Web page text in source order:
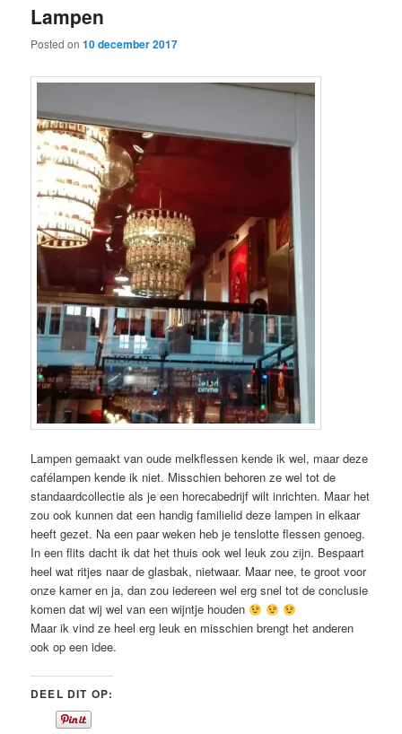
Lampen
Posted on10 december 2017
Lampen gemaakt van oude melkflessen kende ik wel, maar deze
cafélampen kende ik niet. Misschien behoren ze wel tot de
standaardcollectie als je een horecabedrijf wilt inrichten. Maar het
zou ook kunnen dat een handig familielid deze lampen in elkaar
heeft gezet. Na een paar weken heb je tenslotte flessen genoeg.
In een flits dacht ik dat het thuis ook wel leuk zou zijn. Bespaart
heel wat ritjes naar de glasbak, nietwaar. Maar nee, te groot voor
onze kamer en ja, dan zou iedereen wel erg snel tot de conclusie
komen dat wij wel van een wijntje houden
Maar ik vind ze heel erg leuk en misschien brengt het anderen
ook op een idee.
DEEL DIT OP: